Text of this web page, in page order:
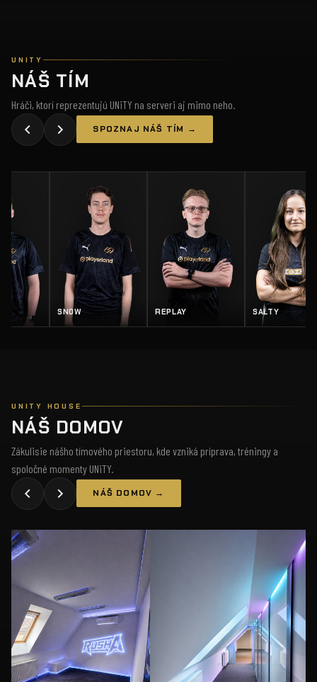
UNITY
NÁŠ TÍM
Hráči, ktorí reprezentujú UNiTY na serveri aj mimo neho.
SPOZNAJ NÁŠ TÍM →
SN0W REPLAY SALTY
UNITY HOUSE
NÁŠ DOMOV
Zákulisie nášho tímového priestoru, kde vzniká príprava, tréningy a
spoločné momenty UNiTY.
NÁŠ DOMOV →